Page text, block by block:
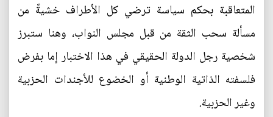
المتعاقبة بحكم سياسة ترضي كل الأطراف خشيةً من
مسألة سحب الثقة من قبل مجلس النواب، وهنا ستبرز
شخصية رجل الدولة الحقيقي في هذا الاختبار إما بفرض
فلسفته الذاتية الوطنية أو الخضوع للأجندات الحزبية
وغير الحزبية.